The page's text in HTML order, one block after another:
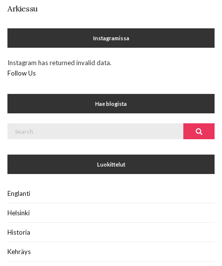
Arkiessu
Instagramissa
Instagram has returned invalid data.
Follow Us
Hae blogista
Search
Luokittelut
Englanti
Helsinki
Historia
Kehräys